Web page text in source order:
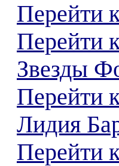
Перейти
Перейти
Звезды
Перейти
Лидия
Перейти